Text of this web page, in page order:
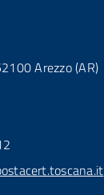
Arezzo (AR)